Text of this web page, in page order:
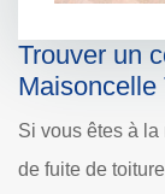
Trouver un
Maisoncelle
Si vous êtes à
de fuite de